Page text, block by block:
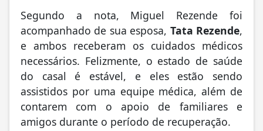
Segundo a nota, Miguel Rezende foi
acompanhado de sua esposa, Tata Rezende,
e ambos receberam os cuidados médicos
necessários. Felizmente, o estado de saúde
do casal é estável, e eles estão sendo
assistidos por uma equipe médica, além de
contarem com o apoio de familiares e
amigos durante o período de recuperação.